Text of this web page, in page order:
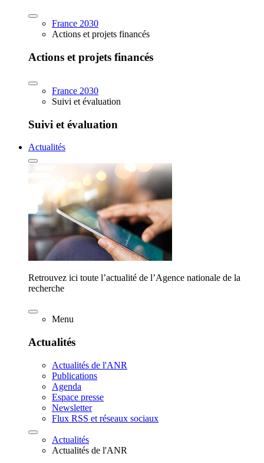
France 2030
Actions et projets financés
Actions et projets financés
France 2030
Suivi et évaluation
Suivi et évaluation
Actualités
Retrouvez ici toute l’actualité de l’Agence nationale de la
recherche
Menu
Actualités
Actualités de l'ANR
Publications
Agenda
Espace presse
Newsletter
Flux RSS et réseaux sociaux
Actualités
Actualités de l'ANR